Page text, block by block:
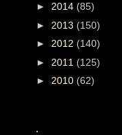
► 2014 (85)
► 2013 (150)
► 2012 (140)
► 2011 (125)
► 2010 (62)
.